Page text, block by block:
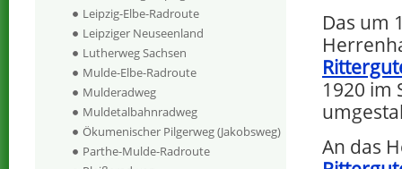
Das um
1920 im
An das
Leipzig-Elbe-Radroute
Leipziger Neuseenland
Lutherweg Sachsen
Mulde-Elbe-Radroute
Mulderadweg
Muldetalbahnradweg
Ökumenischer Pilgerweg (Jakobsweg)
Parthe-Mulde-Radroute